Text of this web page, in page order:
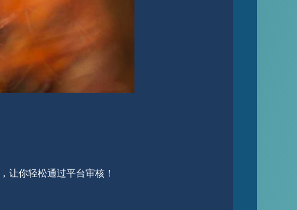
，让你轻松通过平台审核！